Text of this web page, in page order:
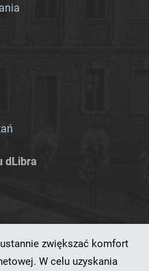
dLibra
zwiększać komfort
W celu uzyskania